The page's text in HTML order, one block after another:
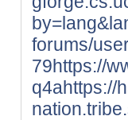
forums/
79https://
q4ahttps://